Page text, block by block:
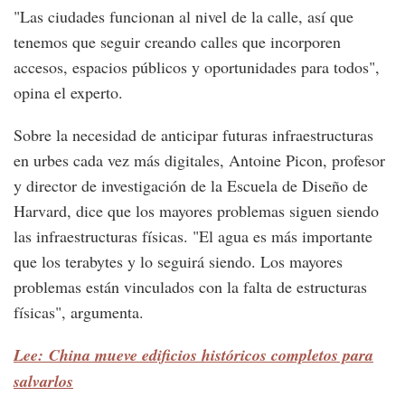
"Las ciudades funcionan al nivel de la calle, así que
tenemos que seguir creando calles que incorporen
accesos, espacios públicos y oportunidades para todos",
opina el experto.
Sobre la necesidad de anticipar futuras infraestructuras
en urbes cada vez más digitales, Antoine Picon, profesor
y director de investigación de la Escuela de Diseño de
Harvard, dice que los mayores problemas siguen siendo
las infraestructuras físicas. "El agua es más importante
que los terabytes y lo seguirá siendo. Los mayores
problemas están vinculados con la falta de estructuras
físicas", argumenta.
Lee: China mueve edificios históricos completos para
salvarlos